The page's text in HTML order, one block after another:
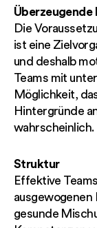
Die
ist eine
und deshalb
Teams mit
Möglichkeit,
Hintergründe
wahrscheinlich.
Struktur
Effektive
ausgewogenen
gesunde